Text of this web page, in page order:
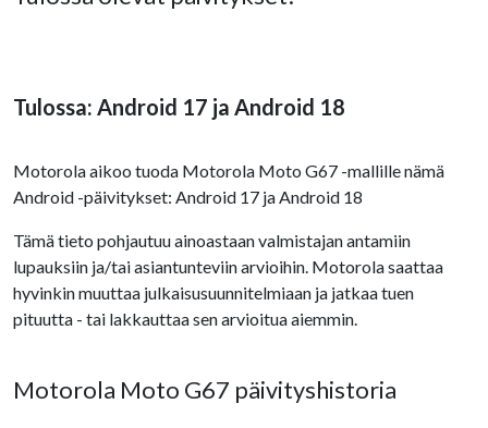
Tulossa: Android 17 ja Android 18
Motorola aikoo tuoda Motorola Moto G67 -mallille nämä
Android -päivitykset: Android 17 ja Android 18
Tämä tieto pohjautuu ainoastaan valmistajan antamiin
lupauksiin ja/tai asiantunteviin arvioihin. Motorola saattaa
hyvinkin muuttaa julkaisusuunnitelmiaan ja jatkaa tuen
pituutta - tai lakkauttaa sen arvioitua aiemmin.
Motorola Moto G67 päivityshistoria